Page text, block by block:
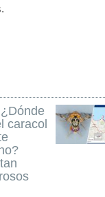
caracol